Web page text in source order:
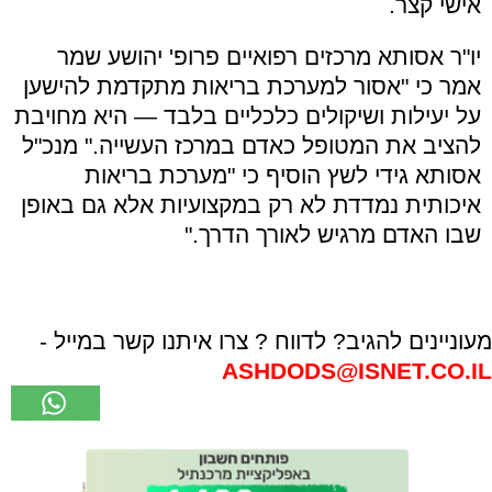
יו"ר אסותא מרכזים רפואיים פרופ' יהושע שמר
אמר כי "אסור למערכת בריאות מתקדמת להישען
על יעילות ושיקולים כלכליים בלבד — היא מחויבת
להציב את המטופל כאדם במרכז העשייה." מנכ"ל
אסותא גידי לשץ הוסיף כי "מערכת בריאות
איכותית נמדדת לא רק במקצועיות אלא גם באופן
שבו האדם מרגיש לאורך הדרך."
מעוניינים להגיב? לדווח ? צרו איתנו קשר במייל -
ASHDODS@ISNET.CO.IL